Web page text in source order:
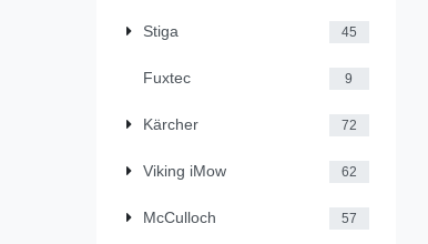
Stiga 45
Fuxtec 9
Kärcher 72
Viking iMow 62
McCulloch 57